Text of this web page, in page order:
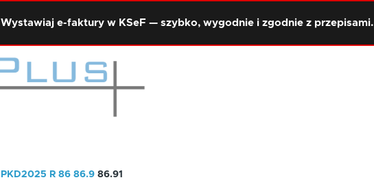
Wystawiaj e-faktury w KSeF — szybko, wygodnie i zgodnie z przepisami.
PKD2025 R 86 86.9 86.91